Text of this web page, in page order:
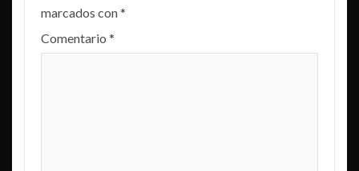
marcados con*
Comentario *